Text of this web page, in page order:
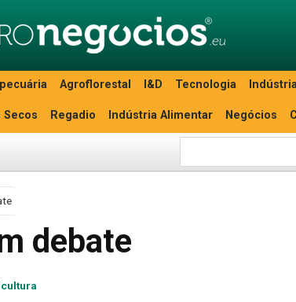
Agroflorestal I&D Tecnologia
Secos Regadio Indústria Alimentar Negócios
debate